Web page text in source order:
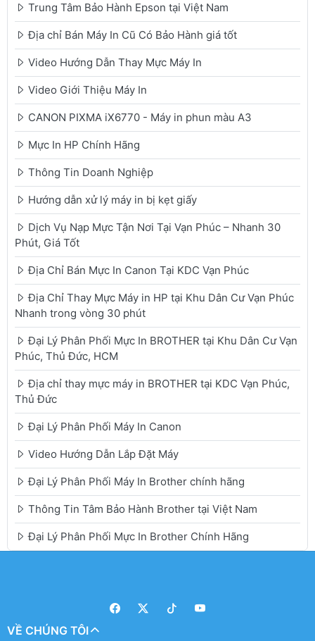
Trung Tâm Bảo Hành Epson tại Việt Nam
Địa chỉ Bán Máy In Cũ Có Bảo Hành giá tốt
Video Hướng Dẫn Thay Mực Máy In
Video Giới Thiệu Máy In
CANON PIXMA iX6770 - Máy in phun màu A3
Mực In HP Chính Hãng
Thông Tin Doanh Nghiệp
Hướng dẫn xử lý máy in bị kẹt giấy
Dịch Vụ Nạp Mực Tận Nơi Tại Vạn Phúc – Nhanh 30
Phút, Giá Tốt
Địa Chỉ Bán Mực In Canon Tại KDC Vạn Phúc
Địa Chỉ Thay Mực Máy in HP tại Khu Dân Cư Vạn Phúc
Nhanh trong vòng 30 phút
Đại Lý Phân Phối Mực In BROTHER tại Khu Dân Cư Vạn
Phúc, Thủ Đức, HCM
Địa chỉ thay mực máy in BROTHER tại KDC Vạn Phúc,
Thủ Đức
Đại Lý Phân Phối Máy In Canon
Video Hướng Dẫn Lắp Đặt Máy
Đại Lý Phân Phối Máy In Brother chính hãng
Thông Tin Tâm Bảo Hành Brother tại Việt Nam
Đại Lý Phân Phối Mực In Brother Chính Hãng
VỀ CHÚNG TÔI